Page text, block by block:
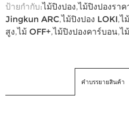
ป้ายกำกับ:ไม้ปิงปอง,ไม้ปิงปองรา
Jingkun ARC,ไม้ปิงปอง LOKI,ไ
สูง,ไม้ OFF+,ไม้ปิงปองคาร์บอน,ไ
คำบรรยายสินค้า